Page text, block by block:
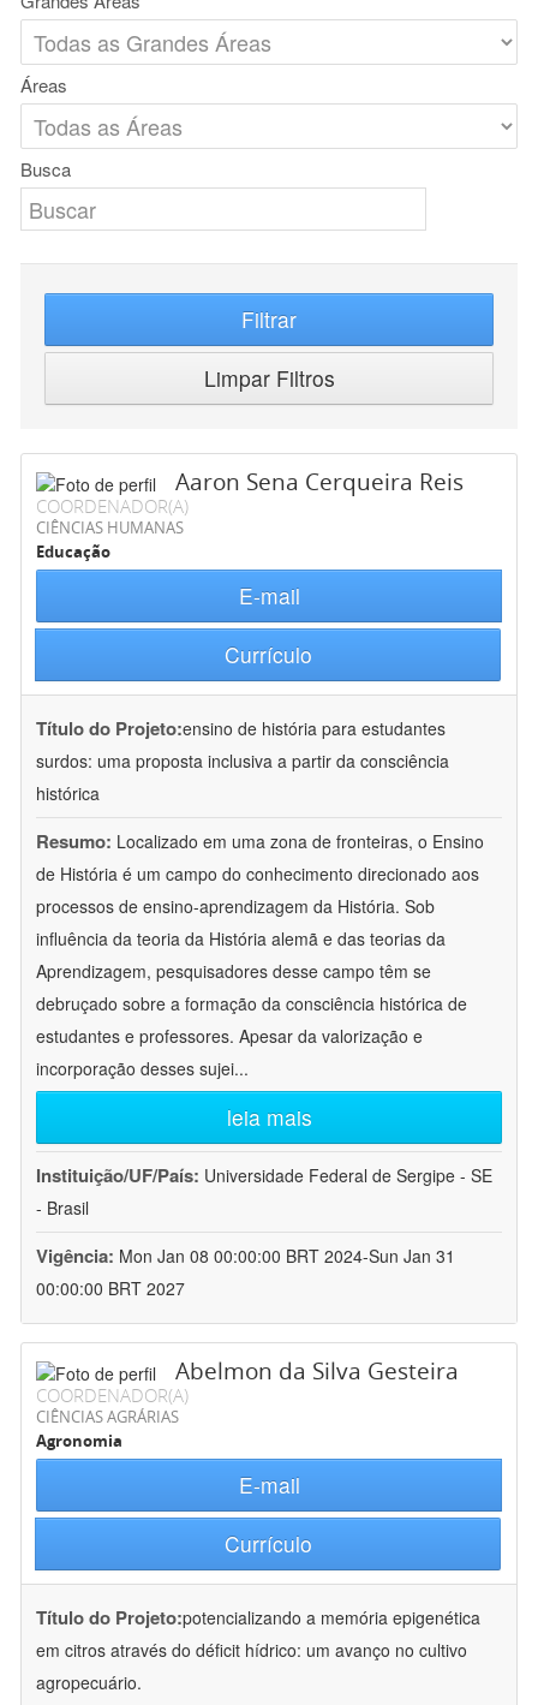
Áreas
Busca
Filtrar
Limpar Filtros
Aaron Sena Cerqueira Reis
COORDENADOR(A)
CIÊNCIAS HUMANAS
Educação
E-mail
Currículo
Título do Projeto:ensino de história para estudantes
surdos: uma proposta inclusiva a partir da consciência
histórica
Resumo: Localizado em uma zona de fronteiras, o Ensino
de História é um campo do conhecimento direcionado aos
processos de ensino-aprendizagem da História. Sob
influência da teoria da História alemã e das teorias da
Aprendizagem, pesquisadores desse campo têm se
debruçado sobre a formação da consciência histórica de
estudantes e professores. Apesar da valorização e
incorporação desses sujei...
leia mais
Instituição/UF/País: Universidade Federal de Sergipe - SE
- Brasil
Vigência: Mon Jan 08 00:00:00 BRT 2024-Sun Jan 31
00:00:00 BRT 2027
Abelmon da Silva Gesteira
COORDENADOR(A)
CIÊNCIAS AGRÁRIAS
Agronomia
E-mail
Currículo
Título do Projeto:potencializando a memória epigenética
em citros através do déficit hídrico: um avanço no cultivo
agropecuário.